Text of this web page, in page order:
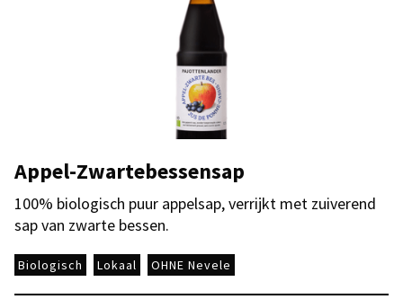
Appel-Zwartebessensap
100% biologisch puur appelsap, verrijkt met zuiverend
sap van zwarte bessen.
Biologisch Lokaal OHNE Nevele